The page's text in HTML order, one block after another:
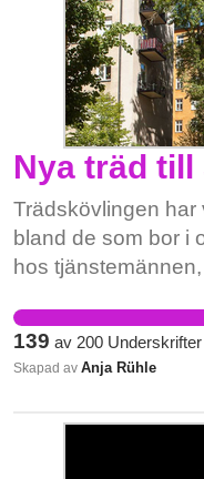
Nya träd till
Trädskövlingen
bland de som bor i
hos
vila, dämpar buller,
livsutrymme åt
gamla träden även
139 av 200 Underskrifter
Skapad av Anja Rühle